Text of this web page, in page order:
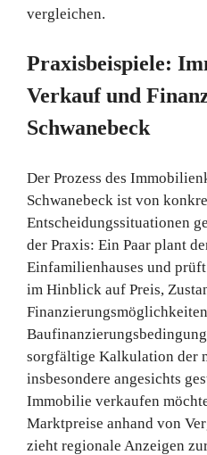
vergleichen.
Praxisbeispiele:
Verkauf und
Schwanebeck
Der Prozess des
Schwanebeck ist von
Entscheidungssituationen
der Praxis: Ein Paar plant
Einfamilienhauses und
im Hinblick auf Preis,
sorgfältige Kalkulation der
insbesondere angesichts
Immobilie verkaufen
Marktpreise anhand von
zieht regionale Anzeigen